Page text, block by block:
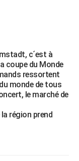
c´est à
coupe du Monde
ressortent
monde de tous
le marché de
région prend